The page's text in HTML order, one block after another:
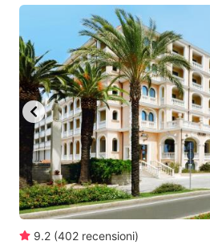
9.2 (402 recensioni)